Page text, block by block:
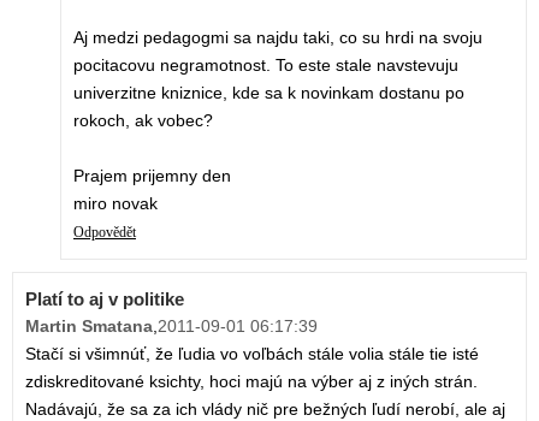
Aj medzi pedagogmi sa najdu taki, co su hrdi na svoju
pocitacovu negramotnost. To este stale navstevuju
univerzitne kniznice, kde sa k novinkam dostanu po
rokoch, ak vobec?
Prajem prijemny den
miro novak
Odpovědět
Platí to aj v politike
Martin Smatana,2011-09-01 06:17:39
Stačí si všimnúť, že ľudia vo voľbách stále volia stále tie isté
zdiskreditované ksichty, hoci majú na výber aj z iných strán.
Nadávajú, že sa za ich vlády nič pre bežných ľudí nerobí, ale aj